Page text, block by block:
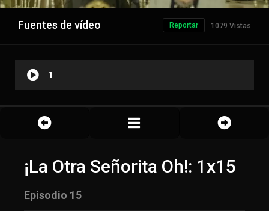
Fuentes de vídeo 1079 Vistas
Reportar
1
¡La Otra Señorita Oh!: 1x15
Episodio 15